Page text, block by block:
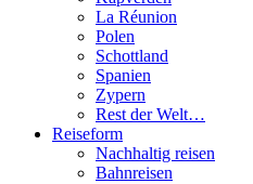
La Réunion
Polen
Schottland
Spanien
Zypern
Rest der Welt…
Reiseform
Nachhaltig reisen
Bahnreisen